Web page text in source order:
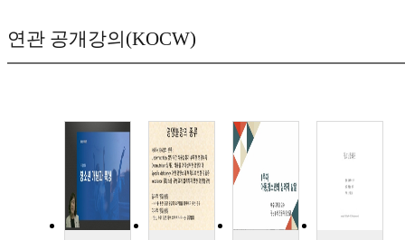
연관 공개강의(KOCW)